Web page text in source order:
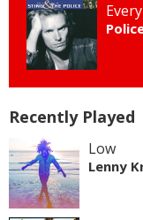
Recently Played
Low
Lenny